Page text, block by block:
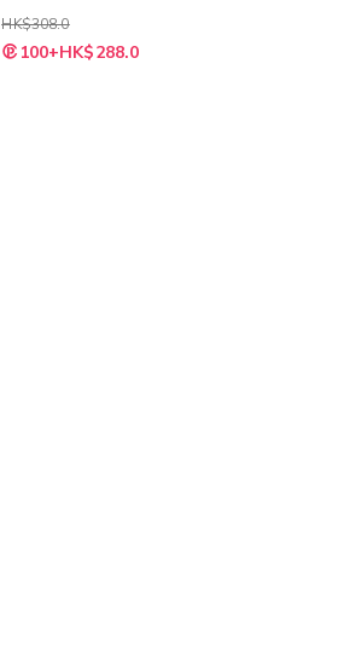
HK$308.0
特
殊 100+HK$288.0